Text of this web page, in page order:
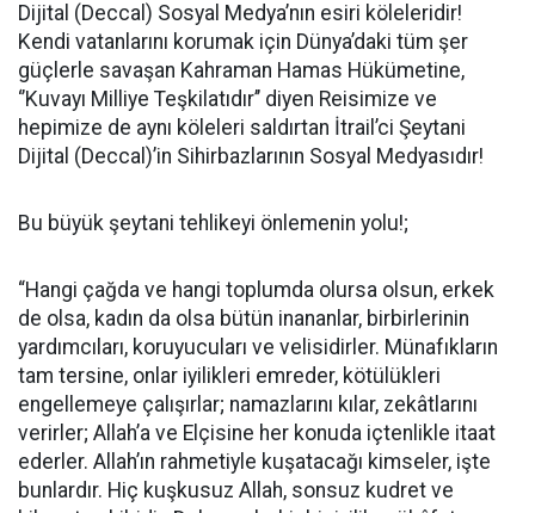
Dijital (Deccal) Sosyal Medya’nın esiri köleleridir!
Kendi vatanlarını korumak için Dünya’daki tüm şer
güçlerle savaşan Kahraman Hamas Hükümetine,
‘’Kuvayı Milliye Teşkilatıdır’’ diyen Reisimize ve
hepimize de aynı köleleri saldırtan İtrail’ci Şeytani
Dijital (Deccal)’in Sihirbazlarının Sosyal Medyasıdır!
Bu büyük şeytani tehlikeyi önlemenin yolu!;
“Hangi çağda ve hangi toplumda olursa olsun, erkek
de olsa, kadın da olsa bütün inananlar, birbirlerinin
yardımcıları, koruyucuları ve velisidirler. Münafıkların
tam tersine, onlar iyilikleri emreder, kötülükleri
engellemeye çalışırlar; namazlarını kılar, zekâtlarını
verirler; Allah’a ve Elçisine her konuda içtenlikle itaat
ederler. Allah’ın rahmetiyle kuşatacağı kimseler, işte
bunlardır. Hiç kuşkusuz Allah, sonsuz kudret ve